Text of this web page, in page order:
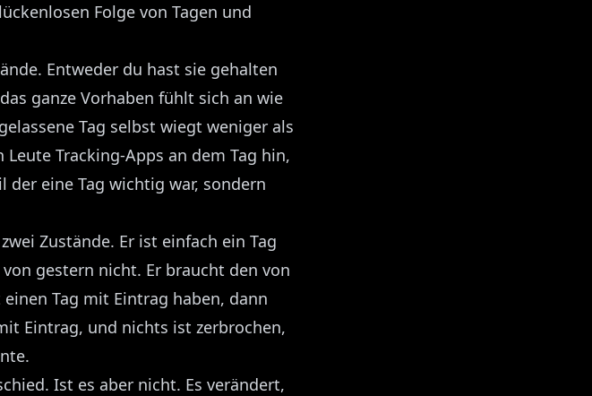
Folge von Tagen und
Entweder du hast sie gehalten
ganze Vorhaben fühlt sich an wie
Tag selbst wiegt weniger als
Tracking-Apps an dem Tag hin,
eine Tag wichtig war, sondern
Zustände. Er ist einfach ein Tag
gestern nicht. Er braucht den von
Tag mit Eintrag haben, dann
Eintrag, und nichts ist zerbrochen,
Ist es aber nicht. Es verändert,